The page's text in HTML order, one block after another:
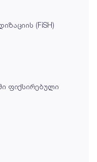
(FiSH)
ფიქსირებული